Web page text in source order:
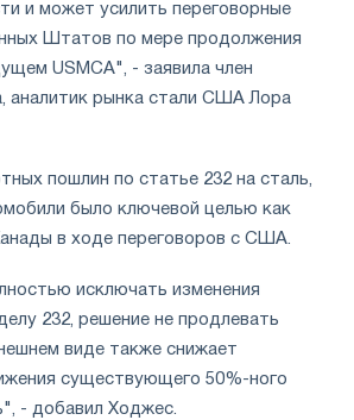
и может усилить переговорные
Штатов по мере продолжения
USMCA", - заявила член
аналитик рынка стали США Лора
пошлин по статье 232 на сталь,
было ключевой целью как
в ходе переговоров с США.
исключать изменения
232, решение не продлевать
виде также снижает
существующего 50%-ного
- добавил Ходжес.